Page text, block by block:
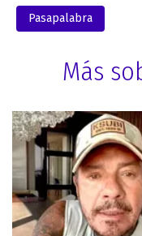
Pasapalabra
Más